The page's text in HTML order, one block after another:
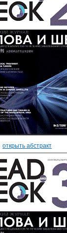
открыть абстракт